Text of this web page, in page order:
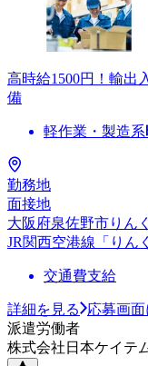
高時給1500円！輸出
備
軽作業・製造系
勤務地
面接地
大阪府泉佐野市りん
JR関西空港線「りん
交通費支給
詳細を見る
応募画
派遣労働者
株式会社日本ケイテ